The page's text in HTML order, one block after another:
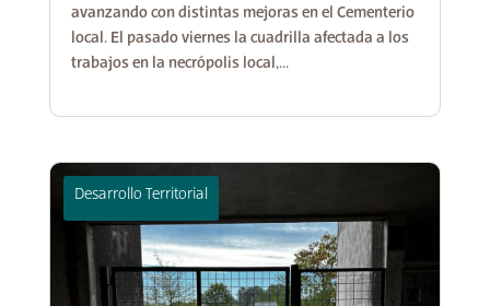
avanzando con distintas mejoras en el Cementerio
local. El pasado viernes la cuadrilla afectada a los
trabajos en la necrópolis local,...
Desarrollo Territorial